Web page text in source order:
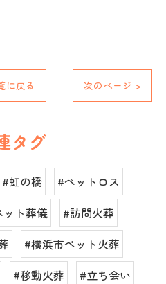
に戻る 次のページ >
タグ
#虹の橋
#ペットロス
ット葬儀
#訪問火葬
#横浜市ペット火葬
#移動火葬 #立ち会い